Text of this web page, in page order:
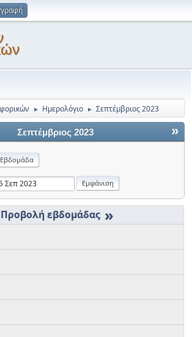
► Ημερολόγιο ► Σεπτέμβριος 2023
»
Σεπτέμβριος 2023
Εβδομάδα
»